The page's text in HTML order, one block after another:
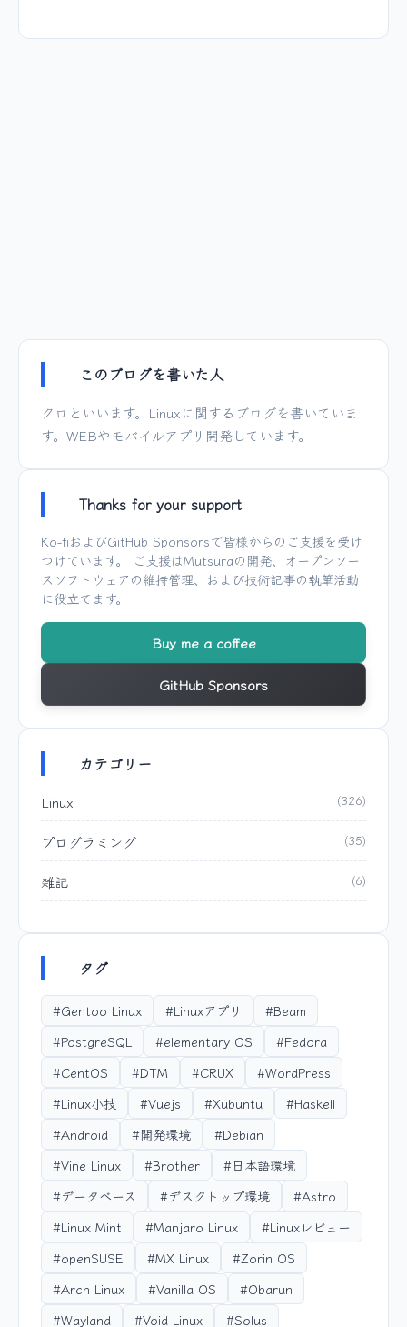
このブログを書いた人
クロといいます。Linuxに関するブログを書いていま
す。WEBやモバイルアプリ開発しています。
Thanks for your support
Ko-fiおよびGitHub Sponsorsで皆様からのご支援を受け
つけています。 ご支援はMutsuraの開発、オープンソー
スソフトウェアの維持管理、および技術記事の執筆活動
に役立てます。
Buy me a coffee
GitHub Sponsors
カテゴリー
Linux (326)
プログラミング (35)
雑記 (6)
タグ
#Gentoo Linux #Linuxアプリ
#Beam
#PostgreSQL
#elementary OS
#Fedora
#CentOS
#DTM #CRUX
#WordPress
#Linux小技
#Vuejs #Xubuntu
#Haskell
#Android
#開発環境
#Debian
#Vine Linux
#Brother
#日本語環境
#データベース
#デスクトップ環境
#Astro
#Linux Mint
#Manjaro Linux
#Linuxレビュー
#openSUSE
#MX Linux
#Zorin OS
#Arch Linux
#Vanilla OS
#Obarun
#Wayland
#Void Linux #Solus